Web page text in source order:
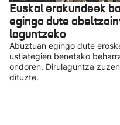
Euskal erakundeek
egingo dute
laguntzeko
Abuztuan egingo dute
ustiategien benetako
ondoren. Dirulaguntza
dituzte.